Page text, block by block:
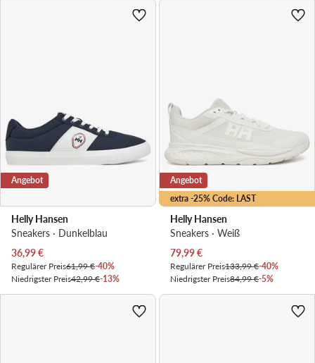
Angebot
Helly Hansen
Sneakers · Dunkelblau
Aktueller Preis
36,99€
Regulärer Preis61,99 €-40%
Niedrigster Preis42,99 €-13%
extra -25% Code: LAST
Angebot
Helly Hansen
Sneakers · Weiß
Aktueller Preis
79,99€
Regulärer Preis133,99 €-40%
Niedrigster Preis84,99 €-5%